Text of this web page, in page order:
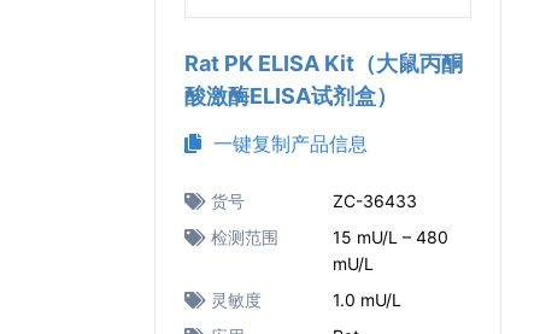
Rat PK ELISA Kit（大鼠丙酮
酸激酶ELISA试剂盒）
一键复制产品信息
货号
ZC-36433
检测范围
15 mU/L – 480
mU/L
灵敏度
1.0 mU/L